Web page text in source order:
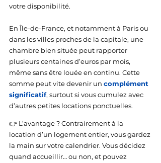
votre disponibilité.
En Île-de-France, et notamment à Paris ou
dans les villes proches de la capitale, une
chambre bien située peut rapporter
plusieurs centaines d’euros par mois,
même sans être louée en continu. Cette
somme peut vite devenir un complément
significatif, surtout si vous cumulez avec
d’autres petites locations ponctuelles.
👉 L’avantage ? Contrairement à la
location d’un logement entier, vous gardez
la main sur votre calendrier. Vous décidez
quand accueillir… ou non, et pouvez